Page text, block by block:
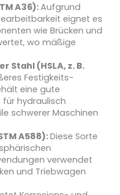
A36):Aufgrund
eignet es
wie Brücken und
wo mäßige
(HSLA, z. B.
Festigkeits-
eine gute
hydraulisch
schwerer Maschinen
A588):Diese Sorte
verwendet
und Triebwagen